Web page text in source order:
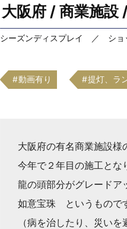
大阪府 / 商業施設
シーズンディスプレイ ／ シ
動画有り 提灯、ラ
大阪府の有名商業施設様
今年で２年目の施工とな
龍の頭部分がグレードア
如意宝珠 というもので
（病を治したり、災い